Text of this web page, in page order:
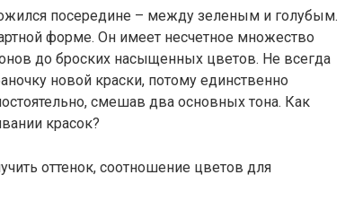
посередине – между зеленым и голубым.
форме. Он имеет несчетное множество
до броских насыщенных цветов. Не всегда
новой краски, потому единственно
смешав два основных тона. Как
красок?